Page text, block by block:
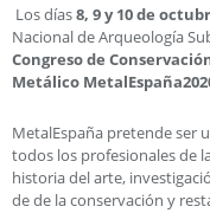
Los días8, 9 y 10 de
Nacional de Arqueología
Congreso de
Metálico
MetalEspaña pretende ser
todos los profesionales de
historia del arte,
de de la conservación y